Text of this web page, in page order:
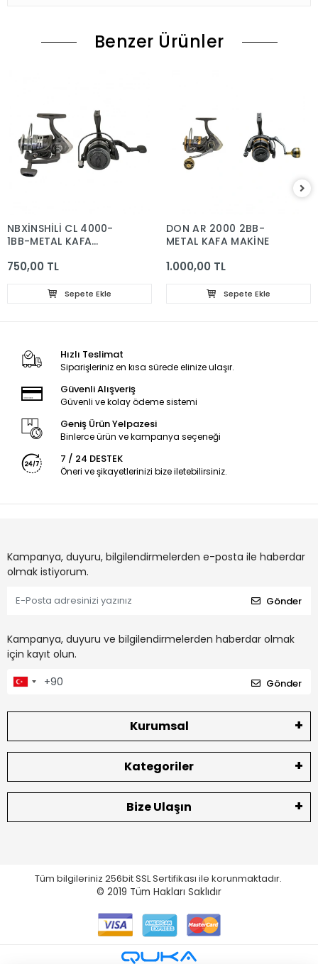
Benzer Ürünler
NBXİNSHİLİ CL 4000-
1BB-METAL KAFA
750,00 TL
Sepete Ekle
DON AR 2000 2BB-
METAL KAFA MAKİNE
1.000,00 TL
Sepete Ekle
Hızlı Teslimat
Siparişleriniz en kısa sürede elinize ulaşır.
Güvenli Alışveriş
Güvenli ve kolay ödeme sistemi
Geniş Ürün Yelpazesi
Binlerce ürün ve kampanya seçeneği
7 / 24 DESTEK
Öneri ve şikayetlerinizi bize iletebilirsiniz.
Kampanya, duyuru, bilgilendirmelerden e-posta ile haberdar
olmak istiyorum.
Gönder
Kampanya, duyuru ve bilgilendirmelerden haberdar olmak
için kayıt olun.
Gönder
Kurumsal
Kategoriler
Bize Ulaşın
Tüm bilgileriniz 256bit SSL Sertifikası ile korunmaktadır.
© 2019 Tüm Hakları Saklıdır